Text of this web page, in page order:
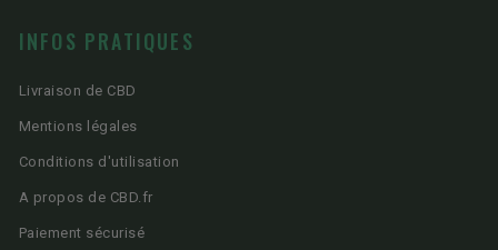
INFOS PRATIQUES
Livraison de CBD
Mentions légales
Conditions d'utilisation
A propos de CBD.fr
Paiement sécurisé